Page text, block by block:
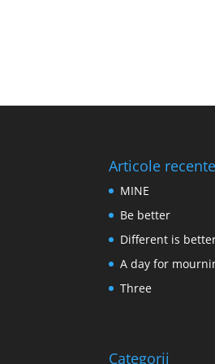
Articole recente
MINE
Be better
Different is
A day for
Three
Categorii